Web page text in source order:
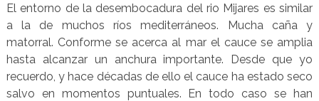
El entorno de la desembocadura del rio Mijares es similar
a la de muchos ríos mediterráneos. Mucha caña y
matorral. Conforme se acerca al mar el cauce se amplia
hasta alcanzar un anchura importante. Desde que yo
recuerdo, y hace décadas de ello el cauce ha estado seco
salvo en momentos puntuales. En todo caso se han